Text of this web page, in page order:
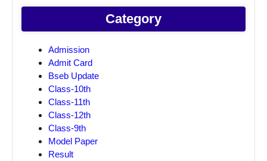
Category
Admission
Admit Card
Bseb Update
Class-10th
Class-11th
Class-12th
Class-9th
Model Paper
Result